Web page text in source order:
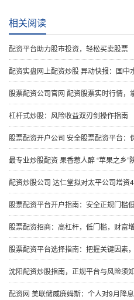
相关阅读
配资平台助力股市投资，轻松买卖股票
配资实盘网上配资炒股 异动快报：国中水务（
股票配资公司官网 配资股票实时行情，
杠杆式炒股：风险收益双刃剑操作指南
股票配资开户公司 安全股票配资平台：
最专业炒股配资 果香惹人醉 “苹果之乡”
配资炒股公司 达仁堂拟对太平公司增资
股票配资平台开户指南：安全正规门槛
股票配资招商：高杠杆，低门槛，财富
股票配资平台选择指南：把握关键因素
沈阳配资炒股指南，正规平台与风险须知
配资网 美联储威廉姆斯：个人对9月降